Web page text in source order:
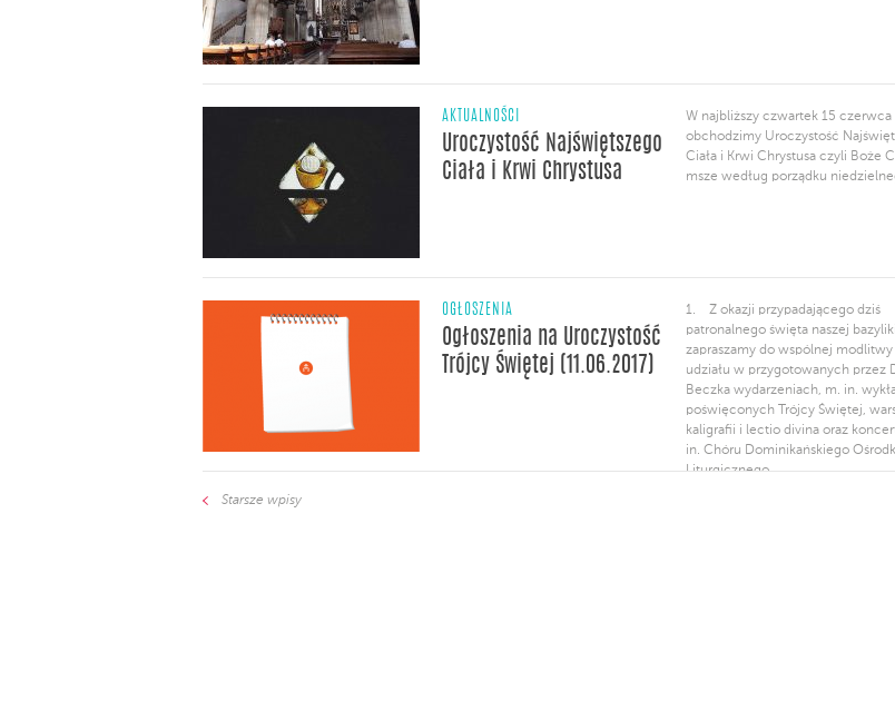
AKTUALNOŚCI
Uroczystość Najświętszego
Ciała i Krwi Chrystusa
W najbliższy czwartek 15 czerwca
obchodzimy Uroczystość
Ciała i Krwi Chrystusa czyli Boże
msze według porządku
OGŁOSZENIA
Ogłoszenia na Uroczystość
Trójcy Świętej (11.06.2017)
1. Z okazji przypadającego dziś
patronalnego święta naszej bazyliki
zapraszamy do wspólnej modlitwy
udziału w przygotowanych przez
Beczka wydarzeniach, m. in.
poświęconych Trójcy Świętej,
kaligrafii i lectio divina oraz
in. Chóru Dominikańskiego
Liturgicznego.
Starsze wpisy